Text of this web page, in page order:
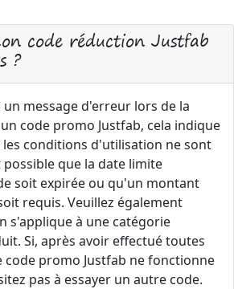
code réduction Justfab
?
message d'erreur lors de la
code promo Justfab, cela indique
conditions d'utilisation ne sont
que la date limite
soit expirée ou qu'un montant
requis. Veuillez également
s'applique à une catégorie
Si, après avoir effectué toutes
code promo Justfab ne fonctionne
pas à essayer un autre code.